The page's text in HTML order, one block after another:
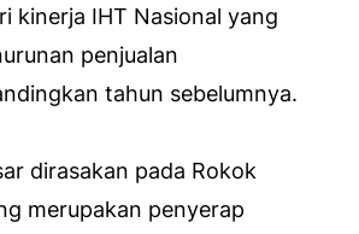
kinerja IHT Nasional yang
penjualan
tahun sebelumnya.
dirasakan pada Rokok
merupakan penyerap